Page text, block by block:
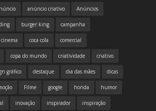
anúncio criativo Anúncios
burger king campanha
cinema coca cola comercial
copa do mundo criatividade criativo
gráfico destaque dia das mães dicas
Filme google honda humor
inovação inspirador inspiração